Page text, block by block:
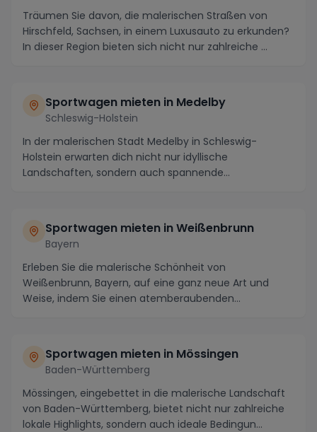
Träumen Sie davon, die malerischen Straßen von
Hirschfeld, Sachsen, in einem Luxusauto zu erkunden?
In dieser Region bieten sich nicht nur zahlreiche ...
Sportwagen mieten in Medelby
Schleswig-Holstein
In der malerischen Stadt Medelby in Schleswig-
Holstein erwarten dich nicht nur idyllische
Landschaften, sondern auch spannende
Sportwagen mieten in Weißenbrunn
Bayern
Erleben Sie die malerische Schönheit von
Weißenbrunn, Bayern, auf eine ganz neue Art und
Weise, indem Sie einen atemberaubenden
Sportwagen mieten in Mössingen
Baden-Württemberg
Mössingen, eingebettet in die malerische Landschaft
von Baden-Württemberg, bietet nicht nur zahlreiche
lokale Highlights, sondern auch ideale Bedingun...